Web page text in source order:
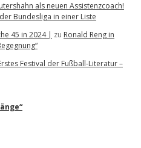
als neuen Assistenzcoach!
Bundesliga in einer Liste
45 in 2024 | zu Ronald Reng in
Festival der Fußball-Literatur –